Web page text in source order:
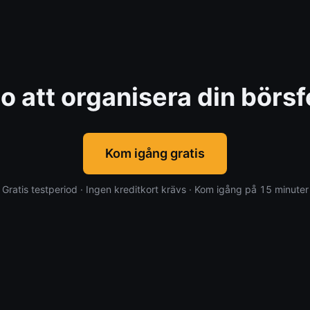
att organisera din
Kom igång gratis
Gratis testperiod · Ingen kreditkort krävs · Kom igång på 15 minuter